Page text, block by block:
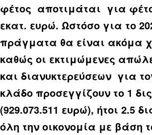
φέτος αποτιμάται για
εκατ. ευρώ. Ωστόσο για το
πράγματα θα είναι ακόμα
καθώς οι εκτιμώμενες
και διανυκτερεύσεων για
κλάδο προσεγγίζουν το 1
(929.073.511 ευρώ), ήτοι 2.5
όλη την οικονομία με βάση